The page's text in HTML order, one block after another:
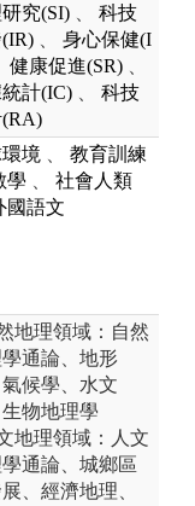
究(SI)
科技
身心保健(I
健康促進(SR)
計(IC)
科技
境
教育訓練
學
社會人類
國語文
地理領域：自然
通論、地形
候學、水文
物地理學
地理領域：人文
通論、城鄉區
、經濟地理、